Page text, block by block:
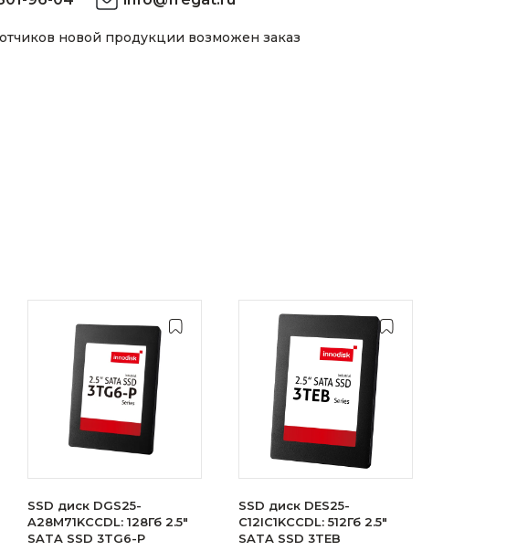
новой продукции возможен заказ
SSD диск DGS25-
A28M71KCCDL: 128Гб 2.5"
SATA SSD 3TG6-P
SSD диск DES25-
C12IC1KCCDL: 512Гб 2.5"
SATA SSD 3TEB